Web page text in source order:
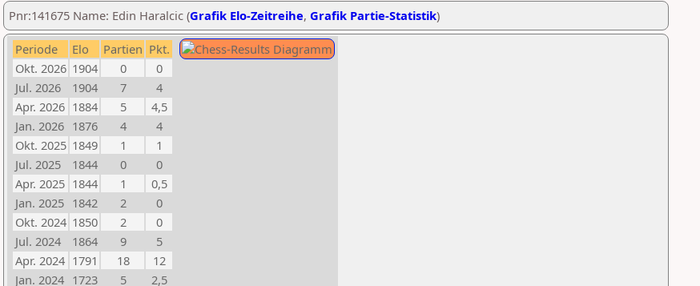
Pnr:141675 Name: Edin Haralcic (Grafik Elo-Zeitreihe, Grafik Partie-Statistik)
Periode Elo Partien Pkt.
Okt. 2026 1904 0
0
Jul. 2026
1904 7
4
Apr. 2026 1884 5
4,5
Jan. 2026 1876 4
4
Okt. 2025 1849 1
1
Jul. 2025
1844 0
0
Apr. 2025 1844 1
0,5
Jan. 2025 1842 2
0
Okt. 2024 1850 2
0
Jul. 2024
1864 9
5
Apr. 2024 1791 18
12
Jan. 2024 1723 5 2,5